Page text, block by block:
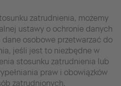
zatrudnienia, możemy
ustawy o ochronie danych
osobowe przetwarzać do
jeśli jest to niezbędne w
stosunku zatrudnienia lub
praw i obowiązków
zatrudnionych,